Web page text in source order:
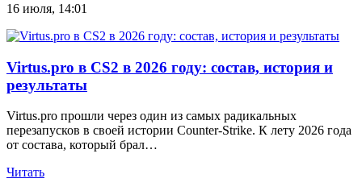
16 июля, 14:01
Virtus.pro в CS2 в 2026 году: состав, история и
результаты
Virtus.pro прошли через один из самых радикальных
перезапусков в своей истории Counter-Strike. К лету 2026 года
от состава, который брал…
Читать